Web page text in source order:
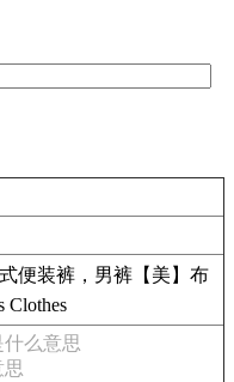
便装裤，男裤【美】 布
Clothes
么意思